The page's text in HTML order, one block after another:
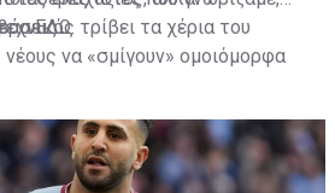
τρίβει τα χέρια του
να «σμίγουν» ομοιόμορφα
ΕΔΩ.